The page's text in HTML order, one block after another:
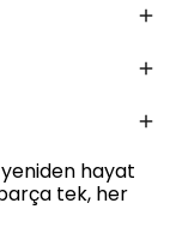
hayat
tek, her